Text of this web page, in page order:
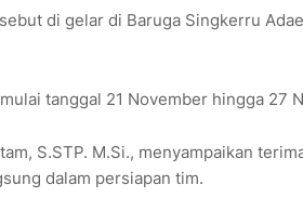
di gelar di Baruga Singkerru
tanggal 21 November hingga 27
S.STP. M.Si., menyampaikan
dalam persiapan tim.